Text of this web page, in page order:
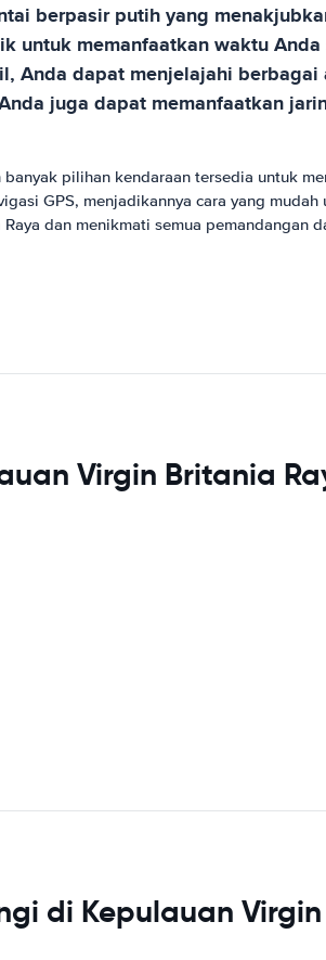
berpasir putih yang
untuk memanfaatkan waktu
Anda dapat menjelajahi
juga dapat memanfaatkan
pilihan kendaraan tersedia untuk
GPS, menjadikannya cara yang
dan menikmati semua pemandangan
Virgin Britania
di Kepulauan